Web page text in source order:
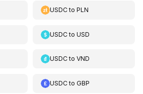
USDCtoPLN
USDCtoUSD
USDCtoVND
USDCtoGBP